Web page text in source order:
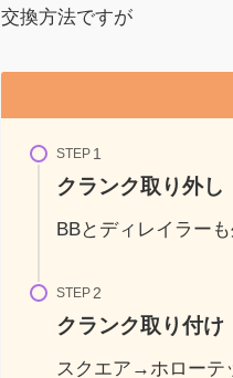
交換方法ですが
STEP
クランク取り外し
BBとディレイラー
STEP
クランク取り付け
スクエア→ホローテ